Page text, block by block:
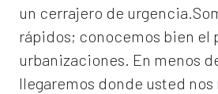
un cerrajero de
rápidos; conocemos bien el
urbanizaciones. En menos
llegaremos donde usted